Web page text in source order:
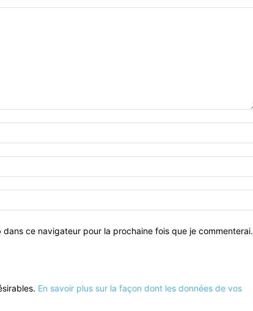
ce navigateur pour la prochaine fois que je commenterai.
En savoir plus sur la façon dont les données de vos